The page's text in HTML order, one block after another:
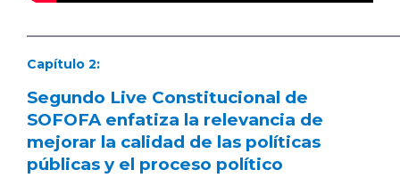
Capítulo 2:
Segundo Live Constitucional de
SOFOFA enfatiza la relevancia de
mejorar la calidad de las políticas
públicas y el proceso político